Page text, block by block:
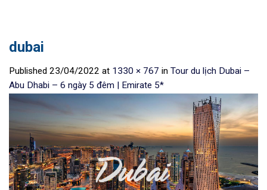
dubai
Published 23/04/2022 at 1330 × 767 in Tour du lịch Dubai –
Abu Dhabi – 6 ngày 5 đêm | Emirate 5*